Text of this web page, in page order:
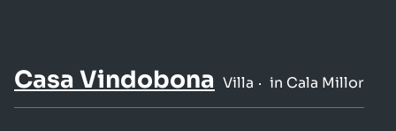
Casa Vindobona Villa in Cala Millor